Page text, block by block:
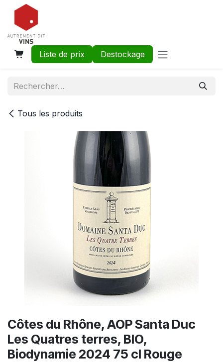
Se rendre au contenu
Liste de prix Destockage
Tous les produits
Côtes du Rhône, AOP Santa Duc
Les Quatres terres, BIO,
Biodynamie 2024 75 cl Rouge